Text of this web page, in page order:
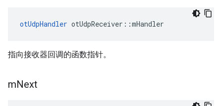
otUdpHandler otUdpReceiver ::mHandler
指向接收器回调的函数指针。
mNext